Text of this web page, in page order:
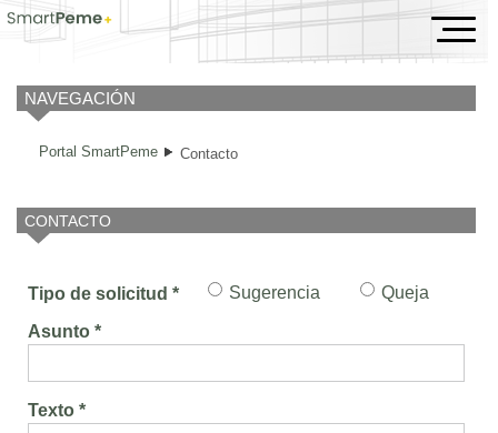
Contacto
NAVEGACIÓN
Portal SmartPeme Contacto
CONTACTO
Tipo de solicitud * Sugerencia Queja
Asunto *
Texto *